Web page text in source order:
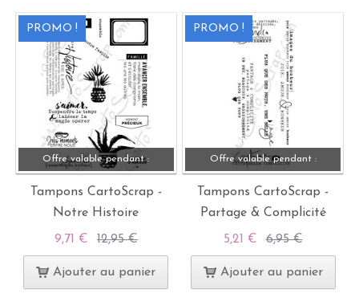
PROMO !
Offre valable pendant :
Tampons CartoScrap -
Notre Histoire
9,71 € 12,95 €
Ajouter au panier
PROMO !
Offre valable pendant :
Tampons CartoScrap -
Partage & Complicité
5,21 € 6,95 €
Ajouter au panier